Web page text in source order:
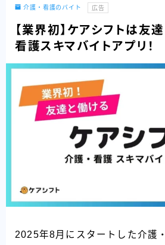
介護の仕事
お問い合わせ
介護・看護のバイト 広告
【業界初】ケアシフトは友
看護スキマバイトアプリ！
2025年8月にスタートした介護